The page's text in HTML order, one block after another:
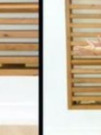
γυμναστήριο κοντά στη θάλασσα
του καταπληκτικό χώρο στον
Πεύκη
Καρδιά της Πόλης